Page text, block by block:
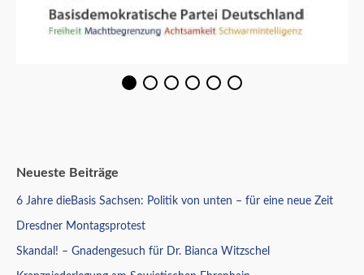
Neueste Beiträge
6 Jahre dieBasis Sachsen: Politik von unten – für eine neue Zeit
Dresdner Montagsprotest
Skandal! – Gnadengesuch für Dr. Bianca Witzschel